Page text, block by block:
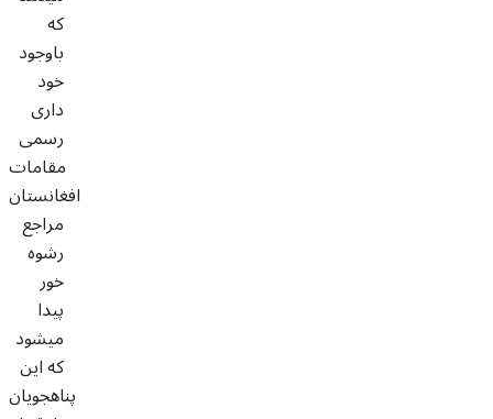
که
باوجود
خود
داری
رسمی
مقامات
افغانستان
مراجع
رشوه
خور
پیدا
میشود
که این
پناهجویان